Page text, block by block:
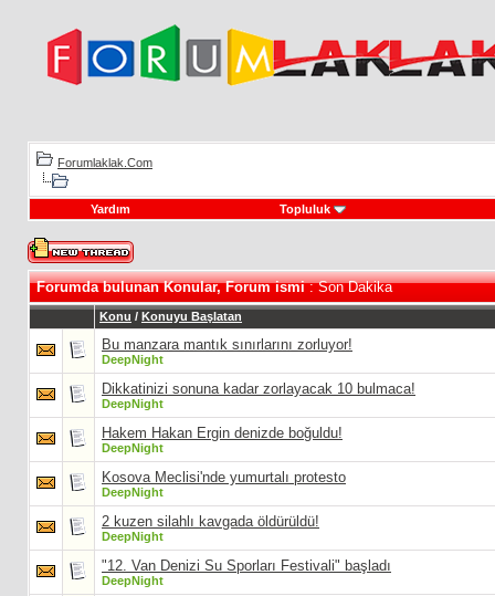
Forumlaklak.Com
Yardım Topluluk
Forumda bulunan Konular, Forum ismi: Son Dakika
Konu / Konuyu Başlatan
Bu manzara mantık sınırlarını zorluyor!
DeepNight
Dikkatinizi sonuna kadar zorlayacak 10 bulmaca!
DeepNight
Hakem Hakan Ergin denizde boğuldu!
DeepNight
Kosova Meclisi'nde yumurtalı protesto
DeepNight
2 kuzen silahlı kavgada öldürüldü!
DeepNight
"12. Van Denizi Su Sporları Festivali" başladı
DeepNight